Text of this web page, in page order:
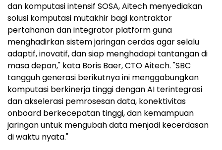
dan komputasi intensif SOSA, Aitech menyediakan
solusi komputasi mutakhir bagi kontraktor
pertahanan dan integrator platform guna
menghadirkan sistem jaringan cerdas agar selalu
adaptif, inovatif, dan siap menghadapi tantangan di
masa depan," kata Boris Baer, CTO Aitech. "SBC
tangguh generasi berikutnya ini menggabungkan
komputasi berkinerja tinggi dengan AI terintegrasi
dan akselerasi pemrosesan data, konektivitas
onboard berkecepatan tinggi, dan kemampuan
jaringan untuk mengubah data menjadi kecerdasan
di waktu nyata."